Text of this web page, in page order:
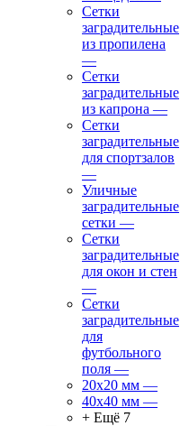
Сетки
заградительные
из пропилена
—
Сетки
заградительные
из капрона —
Сетки
заградительные
для спортзалов
—
Уличные
заградительные
сетки —
Сетки
заградительные
для окон и стен
—
Сетки
заградительные
для
футбольного
поля —
20х20 мм —
40х40 мм —
+ Ещё 7